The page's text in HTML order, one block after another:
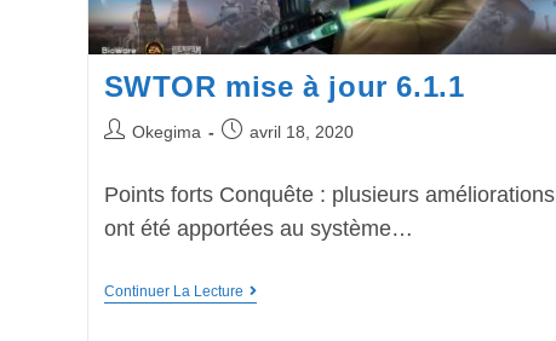
SWTOR mise à jour 6.1.1
Okegima avril 18, 2020
Points forts Conquête : plusieurs améliorations
ont été apportées au système…
Continuer La Lecture